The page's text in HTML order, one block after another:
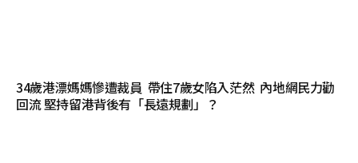
34歲港漂媽媽慘遭裁員 帶住7歲女陷入茫然 內地網民力勸
回流 堅持留港背後有「長遠規劃」？